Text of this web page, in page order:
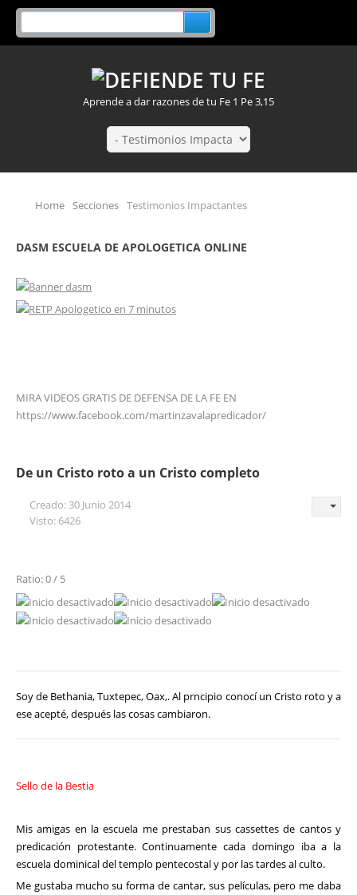
Aprende a dar razones de tu Fe 1 Pe 3,15
Home Secciones Testimonios Impactantes
DASM ESCUELA DE APOLOGETICA ONLINE
MIRA VIDEOS GRATIS DE DEFENSA DE LA FE EN
https://www.facebook.com/martinzavalapredicador/
De un Cristo roto a un Cristo completo
Creado: 30 Junio 2014
Visto: 6426
Ratio: 0 / 5
Soy de Bethania, Tuxtepec, Oax,. Al prncipio conocí un Cristo roto y a
ese acepté, después las cosas cambiaron.
Sello de la Bestia
Mis amigas en la escuela me prestaban sus cassettes de cantos y
predicación protestante. Continuamente cada domingo iba a la
escuela dominical del templo pentecostal y por las tardes al culto.
Me gustaba mucho su forma de cantar, sus películas, pero me daba